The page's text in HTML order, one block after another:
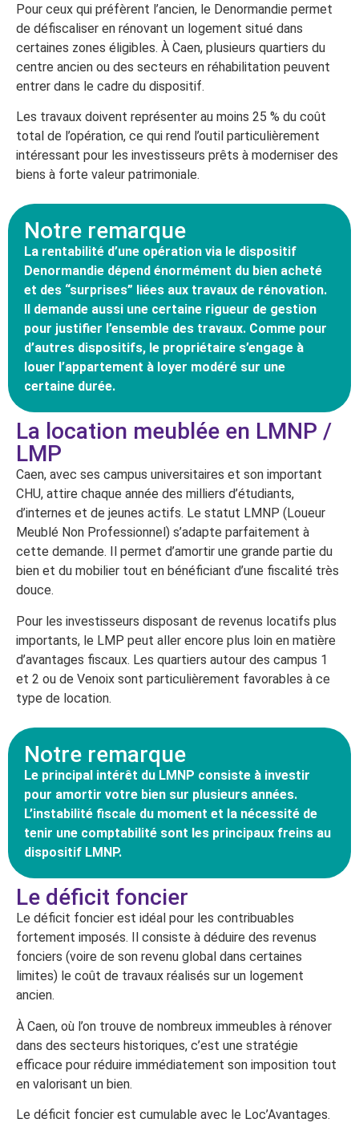
Pour ceux qui préfèrent l’ancien, le Denormandie permet
de défiscaliser en rénovant un logement situé dans
certaines zones éligibles. À Caen, plusieurs quartiers du
centre ancien ou des secteurs en réhabilitation peuvent
entrer dans le cadre du dispositif.
Les travaux doivent représenter au moins 25 % du coût
total de l’opération, ce qui rend l’outil particulièrement
intéressant pour les investisseurs prêts à moderniser des
biens à forte valeur patrimoniale.
Notre remarque
La rentabilité d’une opération via le dispositif
Denormandie dépend énormément du bien acheté
et des “surprises” liées aux travaux de rénovation.
Il demande aussi une certaine rigueur de gestion
pour justifier l’ensemble des travaux. Comme pour
d’autres dispositifs, le propriétaire s’engage à
louer l’appartement à loyer modéré sur une
certaine durée.
La location meublée en LMNP /
LMP
Caen, avec ses campus universitaires et son important
CHU, attire chaque année des milliers d’étudiants,
d’internes et de jeunes actifs. Le statut LMNP (Loueur
Meublé Non Professionnel) s’adapte parfaitement à
cette demande. Il permet d’amortir une grande partie du
bien et du mobilier tout en bénéficiant d’une fiscalité très
douce.
Pour les investisseurs disposant de revenus locatifs plus
importants, le LMP peut aller encore plus loin en matière
d’avantages fiscaux. Les quartiers autour des campus 1
et 2 ou de Venoix sont particulièrement favorables à ce
type de location.
Notre remarque
Le principal intérêt du LMNP consiste à investir
pour amortir votre bien sur plusieurs années.
L’instabilité fiscale du moment et la nécessité de
tenir une comptabilité sont les principaux freins au
dispositif LMNP.
Le déficit foncier
Le déficit foncier est idéal pour les contribuables
fortement imposés. Il consiste à déduire des revenus
fonciers (voire de son revenu global dans certaines
limites) le coût de travaux réalisés sur un logement
ancien.
À Caen, où l’on trouve de nombreux immeubles à rénover
dans des secteurs historiques, c’est une stratégie
efficace pour réduire immédiatement son imposition tout
en valorisant un bien.
Le déficit foncier est cumulable avec le Loc’Avantages.